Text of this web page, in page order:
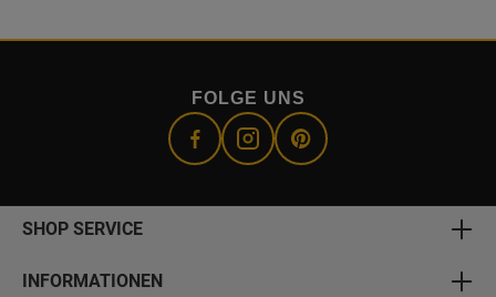
FOLGE UNS
SHOP SERVICE
INFORMATIONEN